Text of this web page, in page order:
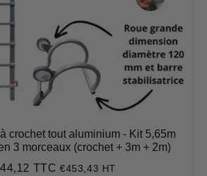
crochet tout aluminium - Kit 5,65m
3 morceaux (crochet + 3m + 2m)
TTC€544,12
€453,43 HT